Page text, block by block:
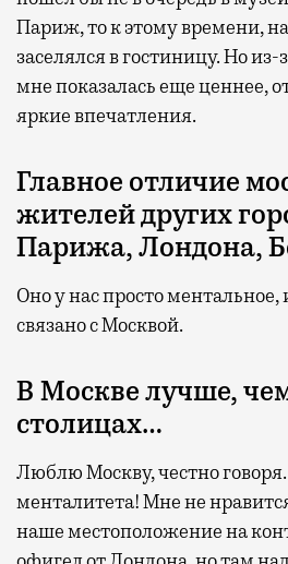
Париж, то к этому времени,
заселялся в гостиницу. Но из-
мне показалась еще ценнее,
яркие впечатления.
Главное отличие
жителей других
Парижа, Лондона,
Оно у нас просто ментальное,
связано с Москвой.
В Москве лучше,
столицах…
Люблю Москву, честно говоря.
менталитета! Мне не
наше местоположение на